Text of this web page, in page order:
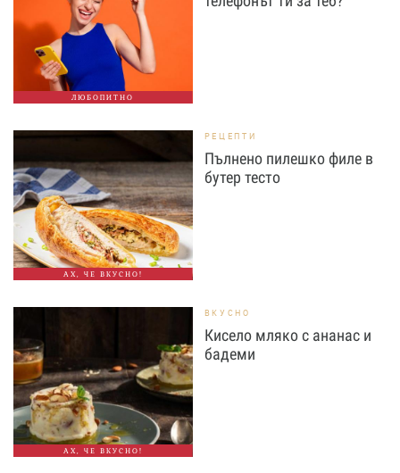
ЛЮБОПИТНО
АХ, ЧЕ ВКУСНО!
РЕЦЕПТИ
Пълнено пилешко филе в
бутер тесто
АХ, ЧЕ ВКУСНО!
ВКУСНО
Кисело мляко с ананас и
бадеми